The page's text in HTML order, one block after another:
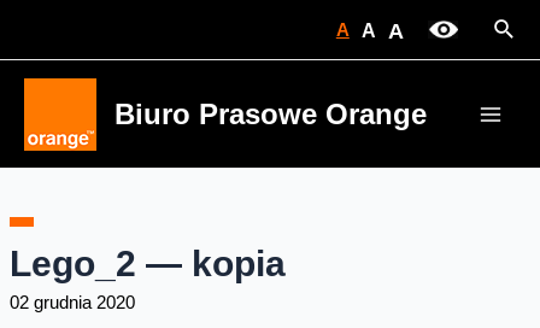
A A A
Biuro Prasowe Orange
Lego_2 — kopia
02 grudnia 2020